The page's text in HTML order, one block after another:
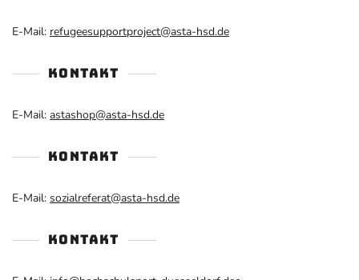
E-Mail: refugeesupportproject@asta-hsd.de
KONTAKT
E-Mail: astashop@asta-hsd.de
KONTAKT
E-Mail: sozialreferat@asta-hsd.de
KONTAKT